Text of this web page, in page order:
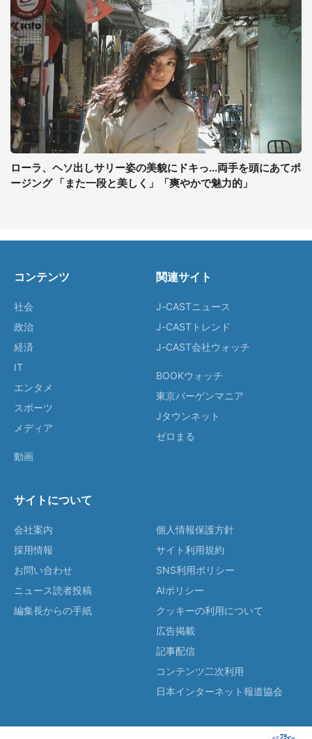
ローラ、ヘソ出しサリー姿の美貌にドキっ...両手を頭にあてポ
ージング 「また一段と美しく」「爽やかで魅力的」
コンテンツ
社会
政治
経済
IT
エンタメ
スポーツ
メディア
動画
関連サイト
J-CASTニュース
J-CASTトレンド
J-CAST会社ウォッチ
BOOKウォッチ
東京バーゲンマニア
Jタウンネット
ゼロまる
サイトについて
会社案内
採用情報
お問い合わせ
ニュース読者投稿
編集長からの手紙
個人情報保護方針
サイト利用規約
SNS利用ポリシー
AIポリシー
クッキーの利用について
広告掲載
記事配信
コンテンツ二次利用
日本インターネット報道協会